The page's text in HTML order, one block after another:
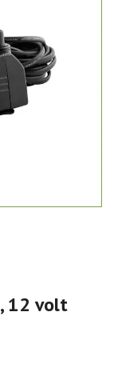
12 volt